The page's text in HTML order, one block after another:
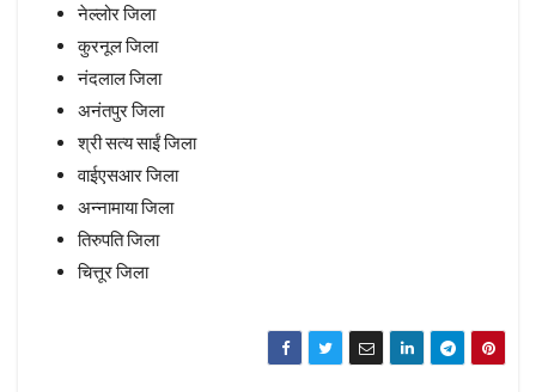
नेल्लोर जिला
कुरनूल जिला
नंदलाल जिला
अनंतपुर जिला
श्री सत्य साईं जिला
वाईएसआर जिला
अन्नामाया जिला
तिरुपति जिला
चित्तूर जिला